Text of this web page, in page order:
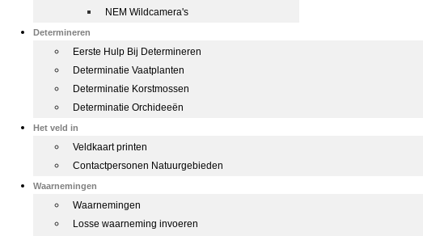
NEM Wildcamera's
Determineren
Eerste Hulp Bij Determineren
Determinatie Vaatplanten
Determinatie Korstmossen
Determinatie Orchideeën
Het veld in
Veldkaart printen
Contactpersonen Natuurgebieden
Waarnemingen
Waarnemingen
Losse waarneming invoeren